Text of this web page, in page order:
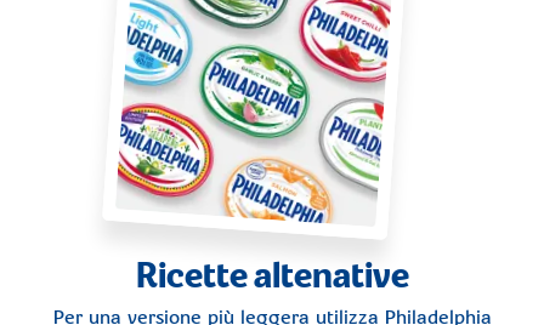
Ricette altenative
Per una versione più leggera utilizza Philadelphia